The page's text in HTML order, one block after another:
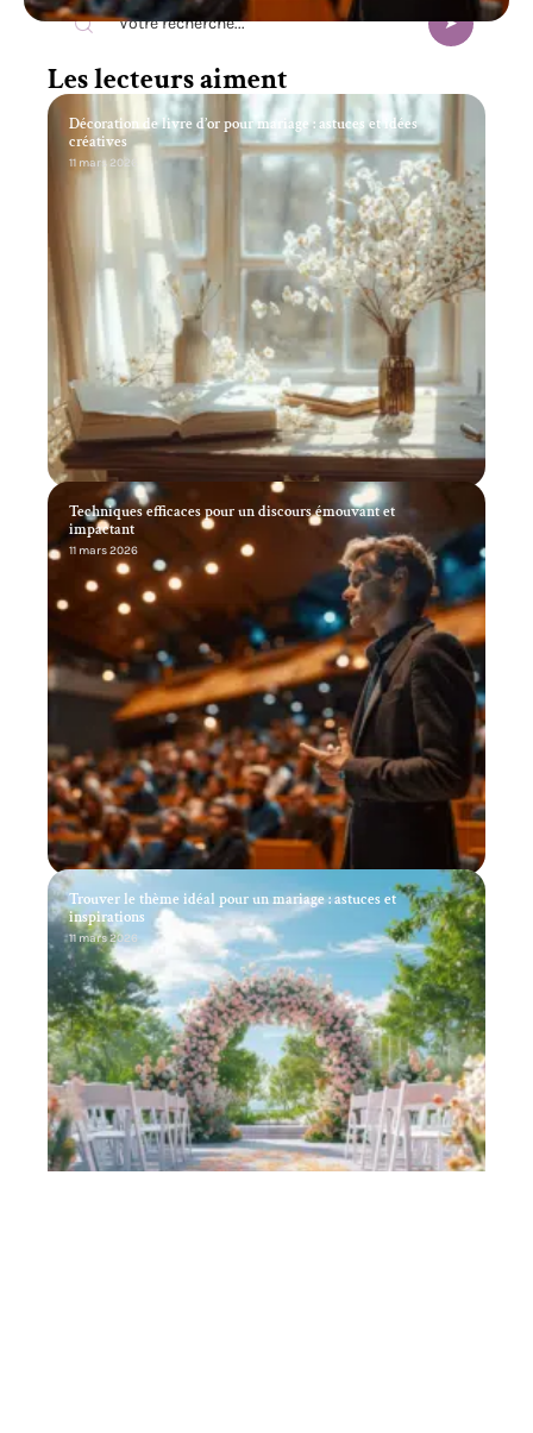
Les lecteurs aiment
Décoration de livre d’or pour mariage : astuces et idées
créatives
11 mars 2026
Techniques efficaces pour un discours émouvant et
impactant
11 mars 2026
Trouver le thème idéal pour un mariage : astuces et
inspirations
11 mars 2026